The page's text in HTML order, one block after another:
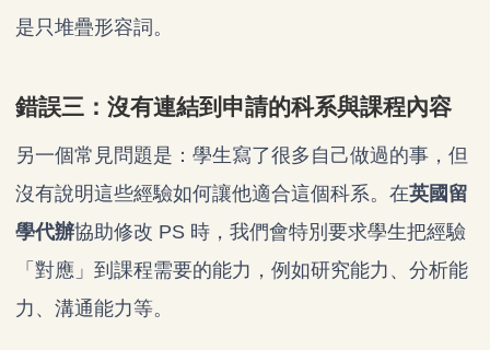
是只堆疊形容詞。
錯誤三：沒有連結到申請的科系與課程內容
另一個常見問題是：學生寫了很多自己做過的事，但
沒有說明這些經驗如何讓他適合這個科系。在英國留
學代辦協助修改 PS 時，我們會特別要求學生把經驗
「對應」到課程需要的能力，例如研究能力、分析能
力、溝通能力等。